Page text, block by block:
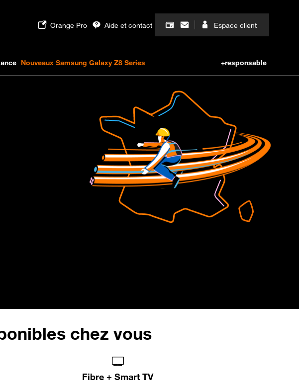
chez vous
Fibre + Smart TV